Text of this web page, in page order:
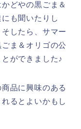
どやの黒ごま＆
も聞いたりし
したら、サマー
ま＆オリゴの公
ができました♪
品に興味のある
るとよいかもし